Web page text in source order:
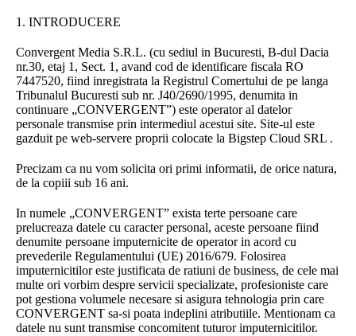
1. INTRODUCERE
Convergent Media S.R.L. (cu sediul in Bucuresti, B-dul Dacia
nr.30, etaj 1, Sect. 1, avand cod de identificare fiscala RO
7447520, fiind inregistrata la Registrul Comertului de pe langa
Tribunalul Bucuresti sub nr. J40/2690/1995, denumita in
continuare „CONVERGENT”) este operator al datelor
personale transmise prin intermediul acestui site. Site-ul este
gazduit pe web-servere proprii colocate la Bigstep Cloud SRL .
Precizam ca nu vom solicita ori primi informatii, de orice natura,
de la copiii sub 16 ani.
In numele „CONVERGENT” exista terte persoane care
prelucreaza datele cu caracter personal, aceste persoane fiind
denumite persoane imputernicite de operator in acord cu
prevederile Regulamentului (UE) 2016/679. Folosirea
imputernicitilor este justificata de ratiuni de business, de cele mai
multe ori vorbim despre servicii specializate, profesioniste care
pot gestiona volumele necesare si asigura tehnologia prin care
CONVERGENT sa-si poata indeplini atributiile. Mentionam ca
datele nu sunt transmise concomitent tuturor imputernicitilor.